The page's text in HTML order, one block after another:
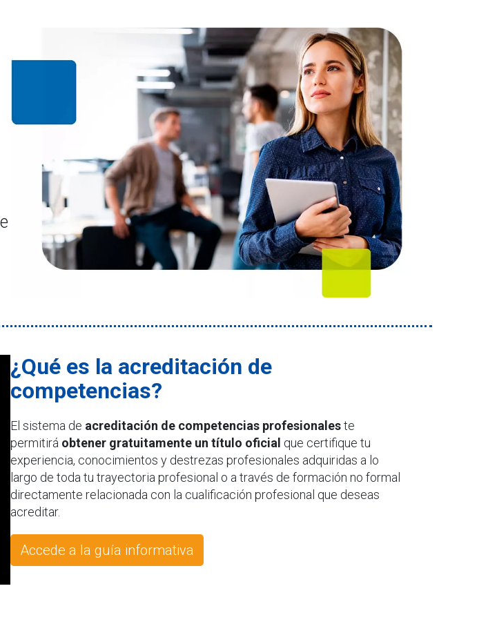
¿Qué es la acreditación de
competencias?
El sistema de acreditación de competencias profesionaleste
permitirá obtener gratuitamente un título oficial que certifique tu
experiencia, conocimientos y destrezas profesionales adquiridas a lo
largo de toda tu trayectoria profesional o a través de formación no formal
directamente relacionada con la cualificación profesional que deseas
acreditar.
Accede a la guía informativa